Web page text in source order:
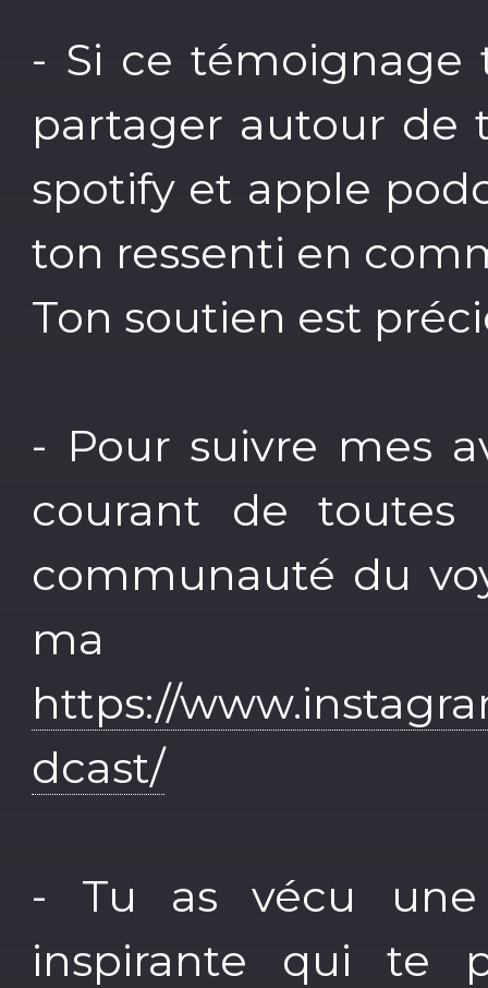
- Si ce témoignage
partager autour de
spotify et apple
ton ressenti en
Ton soutien est
- Pour suivre mes
courant de toutes
communauté du
ma
https://
dcast/
- Tu as vécu une
inspirante qui te